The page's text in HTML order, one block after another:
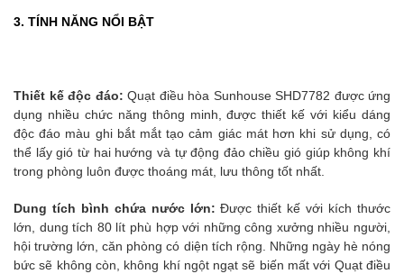
3. TÍNH NĂNG NỔI BẬT
Thiết kế độc đáo: Quạt điều hòa Sunhouse SHD7782 được ứng
dụng nhiều chức năng thông minh, được thiết kế với kiểu dáng
độc đáo màu ghi bắt mắt tạo cảm giác mát hơn khi sử dụng, có
thể lấy gió từ hai hướng và tự động đảo chiều gió giúp không khí
trong phòng luôn được thoáng mát, lưu thông tốt nhất.
Dung tích bình chứa nước lớn:Được thiết kế với kích thước
lớn, dung tích 80 lít phù hợp với những công xưởng nhiều người,
hội trường lớn, căn phòng có diện tích rộng. Những ngày hè nóng
bức sẽ không còn, không khí ngột ngạt sẽ biến mất với Quạt điều